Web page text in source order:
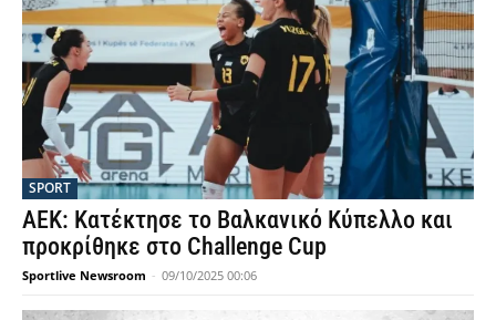
SPORT
ΑΕΚ: Κατέκτησε το Βαλκανικό Κύπελλο και
προκρίθηκε στο Challenge Cup
Sportlive Newsroom - 09/10/2025 00:06